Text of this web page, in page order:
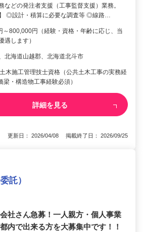
などの発注者支援（工事監督支援）業務。
】 ◎設計・積算に必要な調査等 ◎線路…
～800,000円（経験・資格・年齢に応じ、当
遇します）
北海道山越郡、北海道北斗市
木施工管理技士資格（公共土木工事の実務経
・構造物工事経験必須）
詳細を見る
更新日： 2026/04/08 掲載終了日： 2026/09/25
託）
社さん急募！一人親方・個人事業
内で出来る方を大募集中です！！